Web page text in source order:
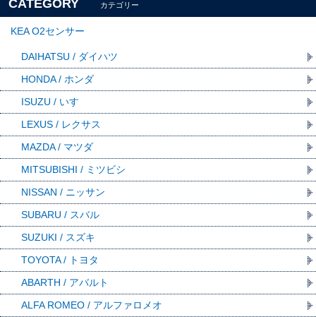
CATEGORY カテゴリー
KEA O2センサー
DAIHATSU / ダイハツ
HONDA / ホンダ
ISUZU / いすゞ
LEXUS / レクサス
MAZDA / マツダ
MITSUBISHI / ミツビシ
NISSAN / ニッサン
SUBARU / スバル
SUZUKI / スズキ
TOYOTA / トヨタ
ABARTH / アバルト
ALFA ROMEO / アルファロメオ